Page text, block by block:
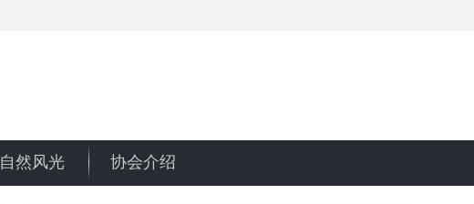
自然风光 协会介绍